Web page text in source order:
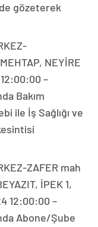
de gözeterek
NEYİRE
–
Bakım
ile İş Sağlığı ve
ZAFER mah
İPEK 1,
12:00:00 –
Abone/Şube